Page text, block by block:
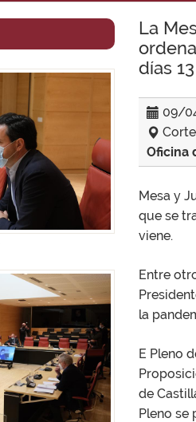
La
días
09/
Oficina
Mesa y
que se
viene.
Entre
la
E Pleno
de
Pleno se